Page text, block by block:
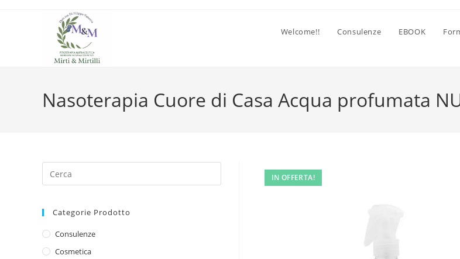
Welcome!! Consulenze EBOOK
Nasoterapia Cuore di Casa Acqua profumata
IN OFFERTA!
Categorie Prodotto
Consulenze
Cosmetica